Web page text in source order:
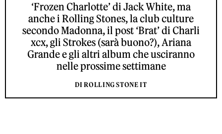
‘Frozen Charlotte’ di Jack White, ma
anche i Rolling Stones, la club culture
secondo Madonna, il post ‘Brat’ di Charli
xcx, gli Strokes (sarà buono?), Ariana
Grande e gli altri album che usciranno
nelle prossime settimane
DI ROLLING STONE IT